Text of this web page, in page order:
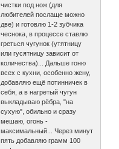
чистки под нож (для
любителей послаще можно
две) и готовлю 1-2 зубчика
чеснока, в процессе ставлю
греться чугунок (утятницу
или гусятницу зависит от
количества)... Дальше гоню
всех с кухни, особенно жену,
добавляю ещё потинничек в
себя, а в нагретый чугун
выкладываю рёбра, "на
сухую", обильно и сразу
мешаю, огонь -
максимальный... Через минут
пять добавляю грамм 100